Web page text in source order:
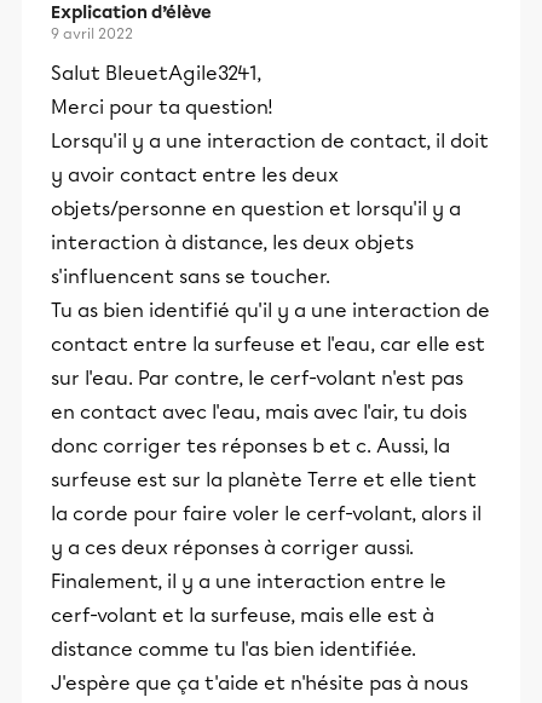
Explication d’élève
9 avril 2022
Salut BleuetAgile3241,
Merci pour ta question!
Lorsqu'il y a une interaction de contact, il doit
y avoir contact entre les deux
objets/personne en question et lorsqu'il y a
interaction à distance, les deux objets
s'influencent sans se toucher.
Tu as bien identifié qu'il y a une interaction de
contact entre la surfeuse et l'eau, car elle est
sur l'eau. Par contre, le cerf-volant n'est pas
en contact avec l'eau, mais avec l'air, tu dois
donc corriger tes réponses b et c. Aussi, la
surfeuse est sur la planète Terre et elle tient
la corde pour faire voler le cerf-volant, alors il
y a ces deux réponses à corriger aussi.
Finalement, il y a une interaction entre le
cerf-volant et la surfeuse, mais elle est à
distance comme tu l'as bien identifiée.
J'espère que ça t'aide et n'hésite pas à nous